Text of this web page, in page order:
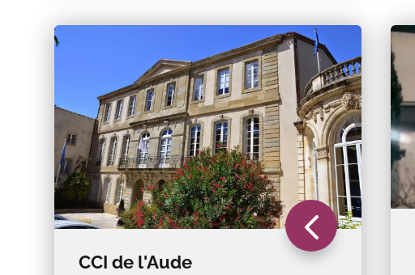
CCI de l'Aude
4